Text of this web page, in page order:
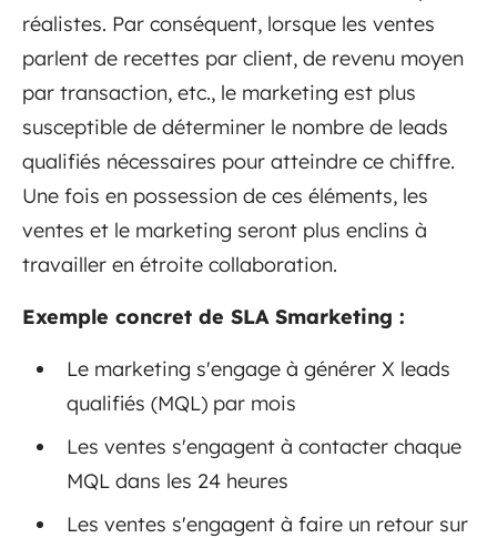
réalistes. Par conséquent, lorsque les ventes
parlent de recettes par client, de revenu moyen
par transaction, etc., le marketing est plus
susceptible de déterminer le nombre de leads
qualifiés nécessaires pour atteindre ce chiffre.
Une fois en possession de ces éléments, les
ventes et le marketing seront plus enclins à
travailler en étroite collaboration.
Exemple concret de SLA Smarketing :
Le marketing s'engage à générer X leads
qualifiés (MQL) par mois
Les ventes s'engagent à contacter chaque
MQL dans les 24 heures
Les ventes s'engagent à faire un retour sur